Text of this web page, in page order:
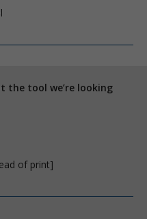
the tool we’re looking
of print]